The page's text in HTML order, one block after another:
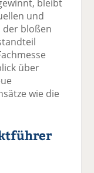
bleibt
und
der bloßen
über
wie die